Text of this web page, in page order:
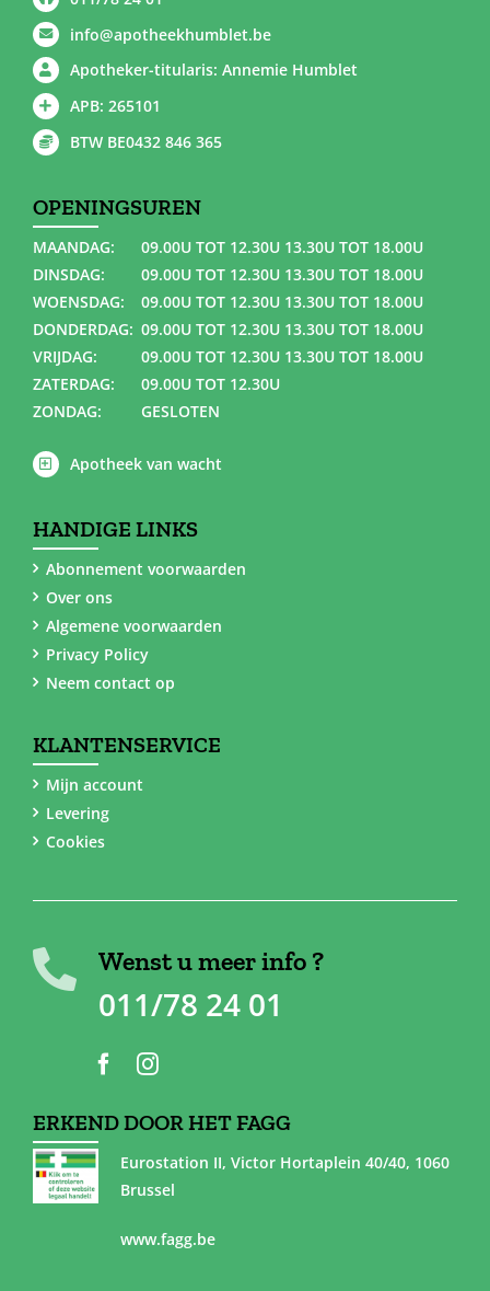
info@apotheekhumblet.be
Apotheker-titularis: Annemie Humblet
APB: 265101
BTW BE0432 846 365
OPENINGSUREN
MAANDAG:
09.00U TOT 12.30U 13.30U TOT 18.00U
DINSDAG:
09.00U TOT 12.30U 13.30U TOT 18.00U
WOENSDAG:
09.00U TOT 12.30U 13.30U TOT 18.00U
DONDERDAG: 09.00U TOT 12.30U 13.30U TOT 18.00U
VRIJDAG:
09.00U TOT 12.30U 13.30U TOT 18.00U
ZATERDAG:
09.00U TOT 12.30U
ZONDAG:
GESLOTEN
Apotheek van wacht
HANDIGE LINKS
Abonnement voorwaarden
Over ons
Algemene voorwaarden
Privacy Policy
Neem contact op
KLANTENSERVICE
Mijn account
Levering
Cookies
Wenst u meer info ?
011/78 24 01
ERKEND DOOR HET FAGG
Eurostation II, Victor Hortaplein 40/40, 1060
Brussel
www.fagg.be